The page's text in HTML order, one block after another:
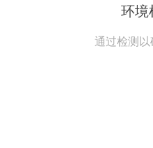
环境
通过检测以